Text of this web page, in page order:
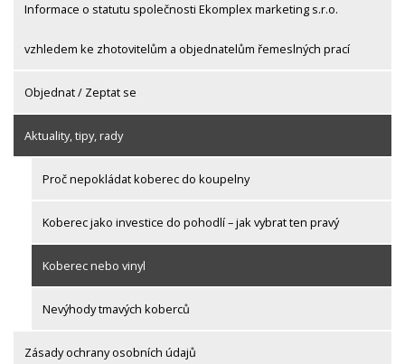
Informace o statutu společnosti Ekomplex marketing s.r.o.
vzhledem ke zhotovitelům a objednatelům řemeslných prací
Objednat / Zeptat se
Aktuality, tipy, rady
Proč nepokládat koberec do koupelny
Koberec jako investice do pohodlí – jak vybrat ten pravý
Koberec nebo vinyl
Nevýhody tmavých koberců
Zásady ochrany osobních údajů